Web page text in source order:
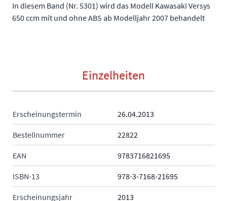
In diesem Band (Nr. 5301) wird das Modell Kawasaki Versys
650 ccm mit und ohne ABS ab Modelljahr 2007 behandelt
Einzelheiten
Erscheinungstermin 26.04.2013
Bestellnummer 22822
EAN 9783716821695
ISBN-13 978-3-7168-21695
Erscheinungsjahr 2013